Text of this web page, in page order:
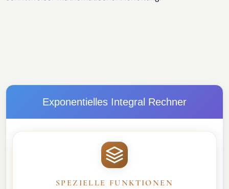
Exponentielles Integral Rechner
SPEZIELLE FUNKTIONEN